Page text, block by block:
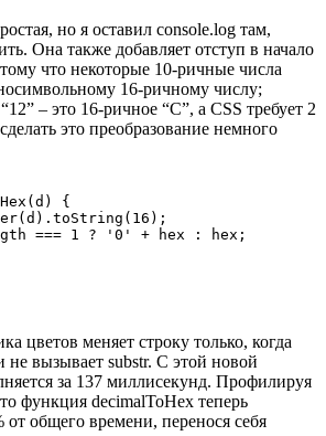
но я оставил console.log там,
Она также добавляет отступ в начало
что некоторые 10-ричные числа
16-ричному числу;
– это 16-ричное “C”, а CSS требует 2
это преобразование немного
{
=== 1 ? '0' + hex : hex;
цветов меняет строку только, когда
не вызывает substr. С этой новой
за 137 миллисекунд. Профилируя
функция decimalToHex теперь
от общего времени, перенося себя